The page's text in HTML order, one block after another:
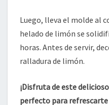
Luego, lleva el molde al
helado de limón se
horas. Antes de servir,
ralladura de limón.
¡Disfruta de este
perfecto para